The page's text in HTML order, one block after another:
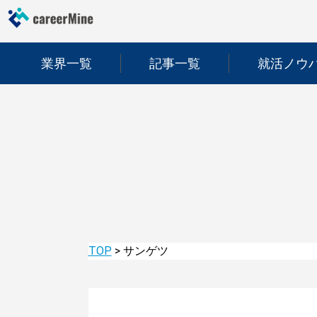
業界一覧 記事一覧 就活ノウ
TOP> サンゲツ